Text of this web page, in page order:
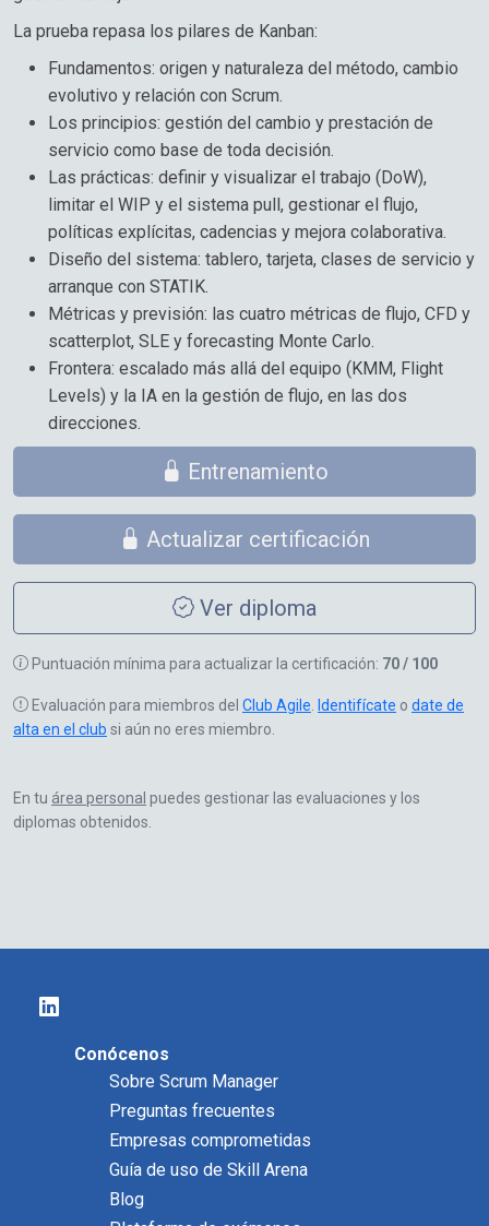
La prueba repasa los pilares de Kanban:
Fundamentos: origen y naturaleza del método, cambio
evolutivo y relación con Scrum.
Los principios: gestión del cambio y prestación de
servicio como base de toda decisión.
Las prácticas: definir y visualizar el trabajo (DoW),
limitar el WIP y el sistema pull, gestionar el flujo,
políticas explícitas, cadencias y mejora colaborativa.
Diseño del sistema: tablero, tarjeta, clases de servicio y
arranque con STATIK.
Métricas y previsión: las cuatro métricas de flujo, CFD y
scatterplot, SLE y forecasting Monte Carlo.
Frontera: escalado más allá del equipo (KMM, Flight
Levels) y la IA en la gestión de flujo, en las dos
direcciones.
Entrenamiento
Actualizar certificación
Ver diploma
Puntuación mínima para actualizar la certificación: 70 / 100
Evaluación para miembros del Club Agile Identifícate o date de
alta en el club si aún no eres miembro.
En tu área personal puedes gestionar las evaluaciones y los
diplomas obtenidos.
Conócenos
Sobre Scrum Manager
Preguntas frecuentes
Empresas comprometidas
Guía de uso de Skill Arena
Blog